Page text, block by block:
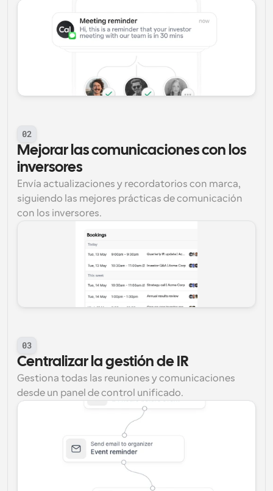
02
Mejorar las comunicaciones con los
inversores
Envía actualizaciones y recordatorios con marca,
siguiendo las mejores prácticas de comunicación
con los inversores.
03
Centralizar la gestión de IR
Gestiona todas las reuniones y comunicaciones
desde un panel de control unificado.